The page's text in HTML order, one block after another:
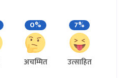
0%
अचम्मित
7%
उत्साहित